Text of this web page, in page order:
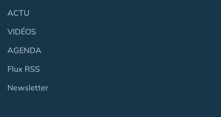
ACTU
VIDÉOS
AGENDA
Flux RSS
Newsletter